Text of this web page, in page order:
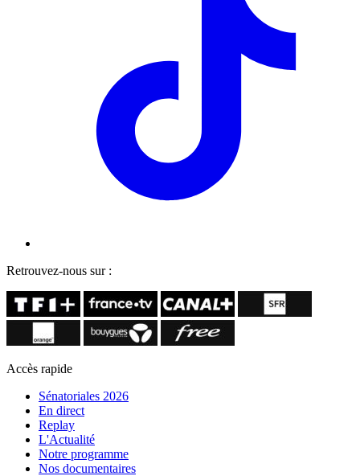
Retrouvez-nous sur :
Accès rapide
Sénatoriales 2026
En direct
Replay
L'Actualité
Notre programme
Nos documentaires